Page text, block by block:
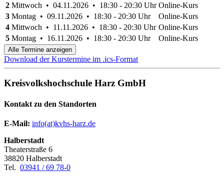
2 Mittwoch • 04.11.2026 • 18:30 - 20:30 Uhr Online-Kurs
3 Montag • 09.11.2026 • 18:30 - 20:30 Uhr
Online-Kurs
4 Mittwoch • 11.11.2026 • 18:30 - 20:30 Uhr Online-Kurs
5 Montag • 16.11.2026 • 18:30 - 20:30 Uhr Online-Kurs
Alle Termine anzeigen
Download der Kurstermine im .ics-Format
Kreisvolkshochschule Harz GmbH
Kontakt zu den Standorten
E-Mail: info(at)kvhs-harz.de
Halberstadt
Theaterstraße 6
38820 Halberstadt
Tel. 03941 / 69 78-0